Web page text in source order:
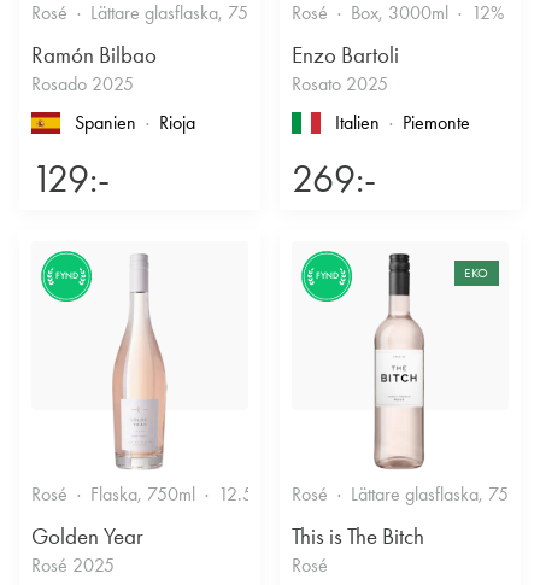
Rosé Lättare glasflaska, 750ml 12.5% Fruktigt & Smakrikt
Ramón Bilbao
Rosado 2025
Spanien
Rioja
129:-
Rosé Box, 3000ml 12%
Enzo Bartoli
Rosato 2025
Italien
Piemonte
269:-
FYND
Rosé Flaska, 750ml 12.5% Friskt & Bärigt
Golden Year
Rosé 2025
FYND EKO
Rosé Lättare glasflaska, 750ml
This is The Bitch
Rosé